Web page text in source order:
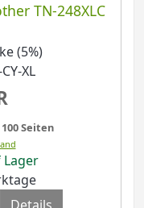
TN-248XLC
(5%)
XL
Seiten
Lager